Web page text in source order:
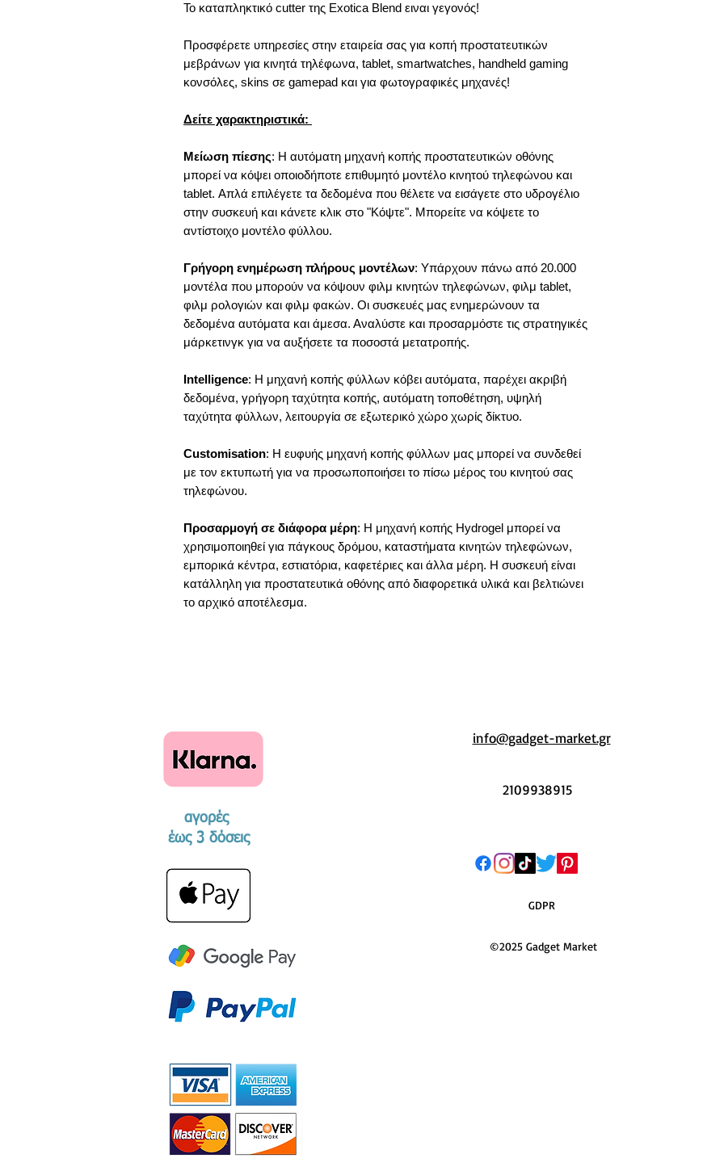
Το καταπληκτικό cutter της Exotica Blend ειναι γεγονός!
Προσφέρετε υπηρεσίες στην εταιρεία σας για κοπή προστατευτικών
μεβράνων για κινητά τηλέφωνα, tablet, smartwatches, handheld gaming
κονσόλες, skins σε gamepad και για φωτογραφικές μηχανές!
Δείτε χαρακτηριστικά:
Μείωση πίεσης: Η αυτόματη μηχανή κοπής προστατευτικών οθόνης
μπορεί να κόψει οποιοδήποτε επιθυμητό μοντέλο κινητού τηλεφώνου και
tablet. Απλά επιλέγετε τα δεδομένα που θέλετε να εισάγετε στο υδρογέλιο
στην συσκευή και κάνετε κλικ στο "Κόψτε". Μπορείτε να κόψετε το
αντίστοιχο μοντέλο φύλλου.
Γρήγορη ενημέρωση πλήρους μοντέλων: Υπάρχουν πάνω από 20.000
μοντέλα που μπορούν να κόψουν φιλμ κινητών τηλεφώνων, φιλμ tablet,
φιλμ ρολογιών και φιλμ φακών. Οι συσκευές μας ενημερώνουν τα
δεδομένα αυτόματα και άμεσα. Αναλύστε και προσαρμόστε τις στρατηγικές
μάρκετινγκ για να αυξήσετε τα ποσοστά μετατροπής.
Intelligence: Η μηχανή κοπής φύλλων κόβει αυτόματα, παρέχει ακριβή
δεδομένα, γρήγορη ταχύτητα κοπής, αυτόματη τοποθέτηση, υψηλή
ταχύτητα φύλλων, λειτουργία σε εξωτερικό χώρο χωρίς δίκτυο.
Customisation: Η ευφυής μηχανή κοπής φύλλων μας μπορεί να συνδεθεί
με τον εκτυπωτή για να προσωποποιήσει το πίσω μέρος του κινητού σας
τηλεφώνου.
Προσαρμογή σε διάφορα μέρη: Η μηχανή κοπής Hydrogel μπορεί να
χρησιμοποιηθεί για πάγκους δρόμου, καταστήματα κινητών τηλεφώνων,
εμπορικά κέντρα, εστιατόρια, καφετέριες και άλλα μέρη. Η συσκευή είναι
κατάλληλη για προστατευτικά οθόνης από διαφορετικά υλικά και βελτιώνει
το αρχικό αποτέλεσμα.
αγορές
​έως 3 δόσεις
info@gadget-market.gr
2109938915
GDPR
©2025 Gadget Market